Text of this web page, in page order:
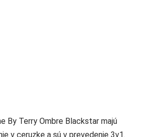
By Terry Ombre Blackstar majú
v ceruzke a sú v prevedenie 3v1.